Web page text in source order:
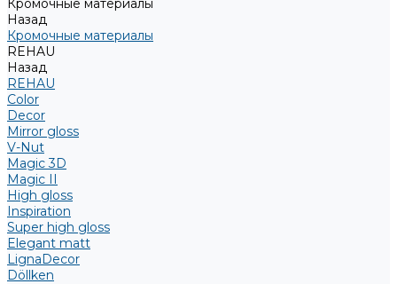
Кромочные материалы
Назад
Кромочные материалы
REHAU
Назад
REHAU
Color
Decor
Mirror gloss
V-Nut
Magic 3D
Magic II
High gloss
Inspiration
Super high gloss
Elegant matt
LignaDecor
Döllken